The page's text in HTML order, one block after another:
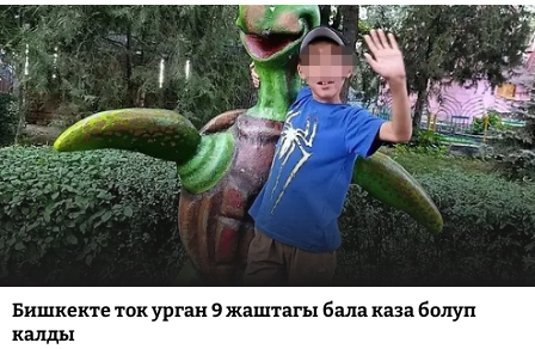
Бишкекте ток урган 9 жаштагы бала каза болуп
калды